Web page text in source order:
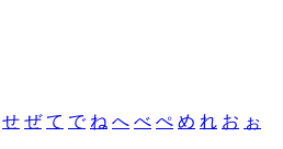
せ ぜ て で ね へ べ ぺ め れ お ぉ